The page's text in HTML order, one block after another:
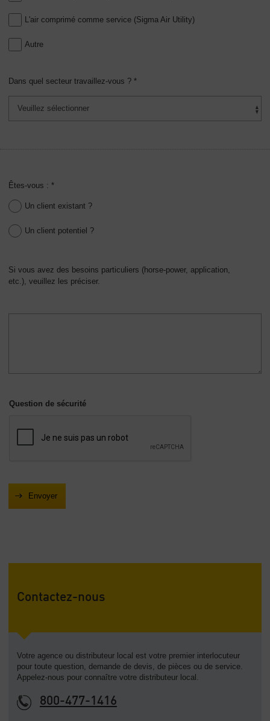
L'air comprimé comme service (Sigma Air Utility)
Autre
Dans quel secteur travaillez-vous ? *
Êtes-vous : *
Un client existant ?
Un client potentiel ?
Si vous avez des besoins particuliers (horse-power, application,
etc.), veuillez les préciser.
Question de sécurité
Contactez-nous
Votre agence ou distributeur local est votre premier interlocuteur
pour toute question, demande de devis, de pièces ou de service.
Appelez-nous pour connaître votre distributeur local.
800-477-1416